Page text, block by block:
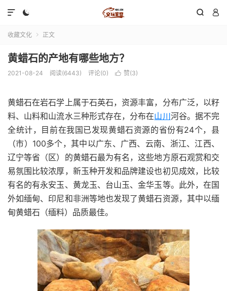
  

收藏文化  正文
黄蜡石的产地有哪些地方？
2021-08-24 阅读(6443) 评论(0)  赞(3)
黄蜡石在岩石学上属于石英石，资源丰富，分布广泛，以籽
料、山料和山流水三种形式存在，分布在山川河谷。据不完
全统计，目前在我国已发现黄蜡石资源的省份有24个，县
（市）100多个，其中以广东、广西、云南、浙江、江西、
辽宁等省（区）的黄蜡石最为有名，这些地方原石观赏和交
易氛围比较浓厚，新玉种开发和品牌建设也初见成效，比较
有名的有永安玉、黄龙玉、台山玉、金华玉等。此外，在国
外如缅甸、印尼和非洲等地也发现了黄蜡石资源，其中以缅
甸黄蜡石（缅料）品质最佳。